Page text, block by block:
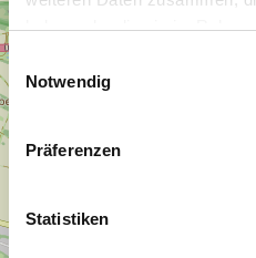
haben oder die sie im
Einwilligungsauswahl
Notwendig
Präferenzen
Statistiken